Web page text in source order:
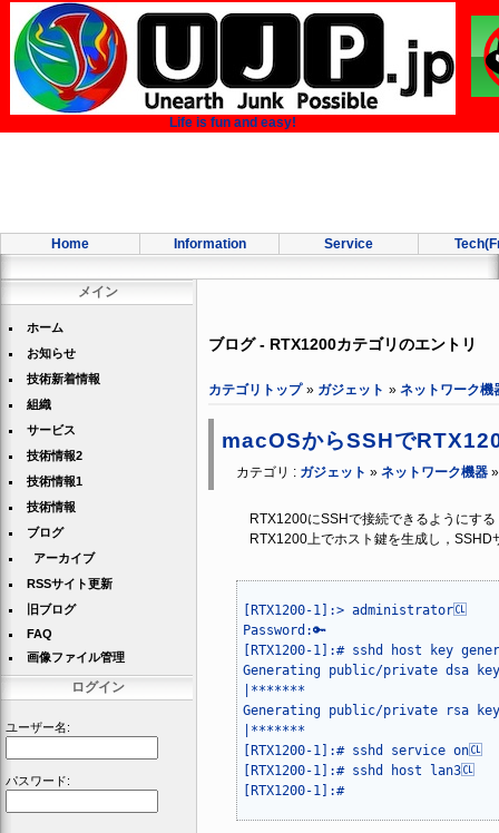
Life is fun and easy!
Home Information Service
メイン
ホーム
お知らせ
技術新着情報
組織
サービス
技術情報2
技術情報1
技術情報
ブログ
アーカイブ
RSSサイト更新
旧ブログ
FAQ
画像ファイル管理
ログイン
ユーザー名:
パスワード:
ブログ - RTX1200カテゴリのエントリ
カテゴリトップ » ガジェット »ネットワーク機
macOSからSSHで
カテゴリ : ガジェット » ネットワーク機器
RTX1200にSSHで接続できるようにする
RTX1200上でホスト鍵を生成し，SSHD
[RTX1200-1]:> administrator🆑
Password:🔑
[RTX1200-1]:# sshd host key
Generating public/private dsa
|*******
Generating public/private rsa
|*******
[RTX1200-1]:# sshd service on🆑
[RTX1200-1]:# sshd host lan3🆑